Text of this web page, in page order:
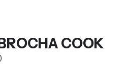
COOK